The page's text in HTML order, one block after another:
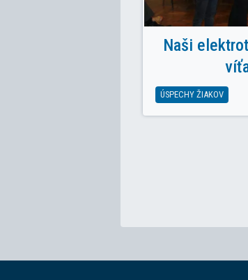
Naši
ÚSPECHY ŽIAKOV